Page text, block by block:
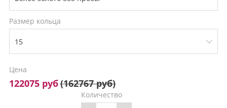
Размер кольца
Цена
122075 руб(162767 руб)
Количество